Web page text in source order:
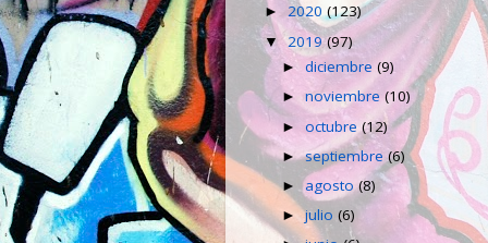
► 2020(123)
▼2019(97)
►diciembre(9)
►noviembre(10)
►octubre(12)
►septiembre(6)
►agosto(8)
►julio(6)